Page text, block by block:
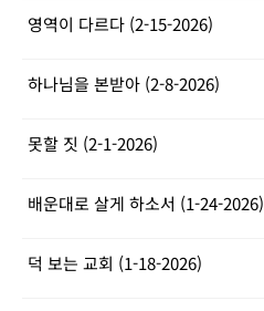
영역이 다르다 (2-15-2026)
하나님을 본받아 (2-8-2026)
못할 짓 (2-1-2026)
배운대로 살게 하소서 (1-24-2026)
덕 보는 교회 (1-18-2026)